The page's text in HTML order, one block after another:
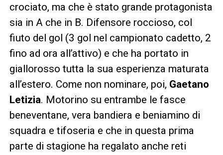
crociato, ma che è stato grande protagonista
sia in A che in B. Difensore roccioso, col
fiuto del gol (3 gol nel campionato cadetto, 2
fino ad ora all’attivo) e che ha portato in
giallorosso tutta la sua esperienza maturata
all’estero. Come non nominare, poi, Gaetano
Letizia. Motorino su entrambe le fasce
beneventane, vera bandiera e beniamino di
squadra e tifoseria e che in questa prima
parte di stagione ha regalato anche reti